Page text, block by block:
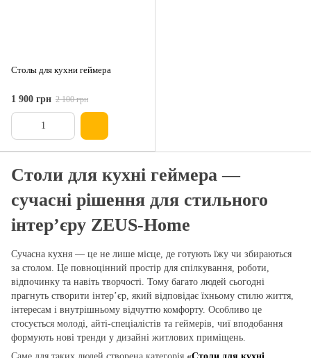
Столы для кухни геймера
1 900 грн 2 100 грн
Столи для кухні геймера —
сучасні рішення для стильного
інтер’єру ZEUS-Home
Сучасна кухня — це не лише місце, де готують їжу чи збираються
за столом. Це повноцінний простір для спілкування, роботи,
відпочинку та навіть творчості. Тому багато людей сьогодні
прагнуть створити інтер’єр, який відповідає їхньому стилю життя,
інтересам і внутрішньому відчуттю комфорту. Особливо це
стосується молоді, айті-спеціалістів та геймерів, чиї вподобання
формують нові тренди у дизайні житлових приміщень.